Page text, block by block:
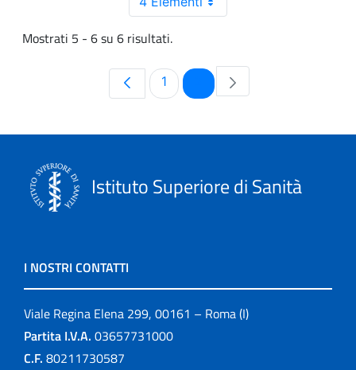
Mostrati 5 - 6 su 6 risultati.
Pagina
1 Pagina
Istituto Superiore di Sanità
I NOSTRI CONTATTI
Viale Regina Elena 299, 00161 – Roma (I)
Partita I.V.A. 03657731000
C.F. 80211730587